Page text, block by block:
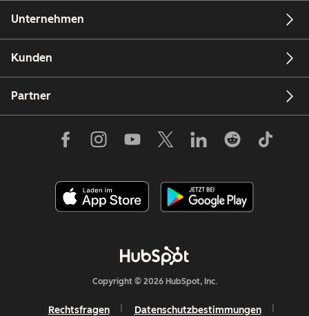
Unternehmen
Kunden
Partner
Copyright © 2026 HubSpot, Inc.
Rechtsfragen Datenschutzbestimmungen